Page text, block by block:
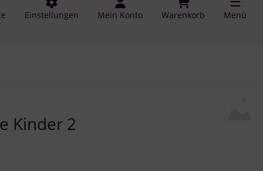
Einstellungen Mein Konto Warenkorb Menü
Kinder 2
Zum Vergrößern klicken Sie auf das Bild.